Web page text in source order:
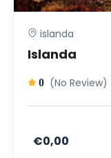
islanda
Islanda
0 (No Review)
€0,00